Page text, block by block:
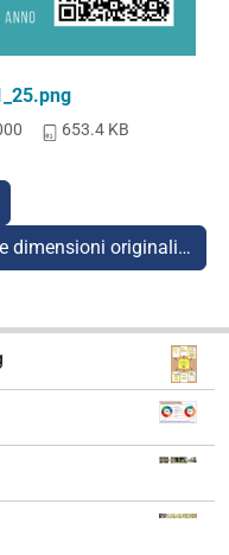
653.4 KB
dimensioni originali…